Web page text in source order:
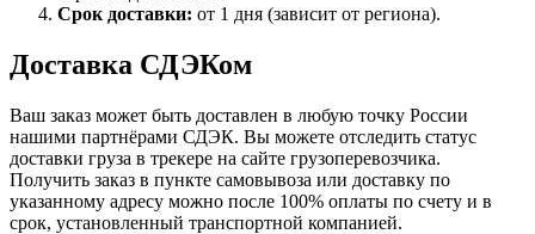
Срок доставки: от 1 дня (зависит от региона).
Доставка СДЭКом
Ваш заказ может быть доставлен в любую точку России
нашими партнёрами СДЭК. Вы можете отследить статус
доставки груза в трекере на сайте грузоперевозчика.
Получить заказ в пункте самовывоза или доставку по
указанному адресу можно после 100% оплаты по счету и в
срок, установленный транспортной компанией.